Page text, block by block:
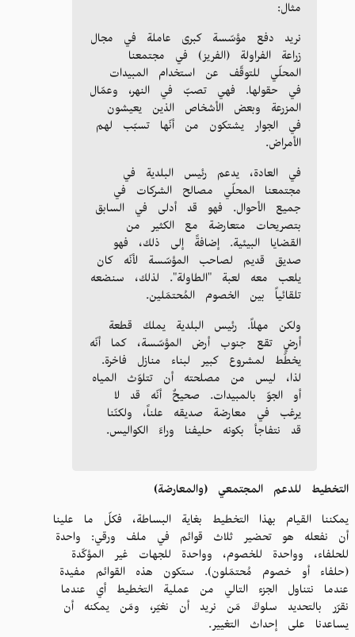
مثال:
نريد دفع مؤسّسة كبرى عاملة في مجال
زراعة الفراولة (الفريز) في مجتمعنا
المحلّي للتوقّف عن استخدام المبيدات
في حقولها. فهي تصبّ في النهر، وعمّال
المزرعة وبعض الأشخاص الذين يعيشون
في الجوار يشتكون من أنّها تسبّب لهم
الأمراض.
في العادة، يدعم رئيس البلدية في
مجتمعنا المحلّي مصالح الشركات في
جميع الأحوال. فهو قد أدلى في السابق
بتصريحات متعارضة مع الكثير من
القضايا البيئية. إضافةً إلى ذلك، فهو
صديق قديم لصاحب المؤسّسة لأنّه كان
يلعب معه لعبة "الطاولة". لذلك، سنضعه
تلقائياً بين الخصوم المُحتمَلين.
ولكن مهلاً. رئيس البلدية يملك قطعة
أرضٍ تقع جنوب أرض المؤسّسة، كما أنّه
يخطّط لمشروع كبير لبناء منازل فاخرة.
لذا، ليس من مصلحته أن تتلوّث المياه
أو الجوّ بالمبيدات. صحيحٌ أنّه قد لا
يرغب في معارضة صديقه علناً، ولكنّنا
قد نتفاجأ بكونه حليفنا وراءَ الكواليس.
التخطيط للدعم المجتمعي (والمعارضة)
يمكننا القيام بهذا التخطيط بغاية البساطة، فكلّ ما علينا
أن نفعله هو تحضير ثلاث قوائم في ملف ورقي: واحدة
للحلفاء، وواحدة للخصوم، وواحدة للجهات غير المؤكّدة
(حلفاء أو خصوم مُحتمَلون). ستكون هذه القوائم مفيدة
عندما نتناول الجزء التالي من عملية التخطيط أي عندما
نقرّر بالتحديد سلوكَ مَن نريد أن نغيّر، ومَن يمكنه أن
يساعدنا على إحداث التغيير.